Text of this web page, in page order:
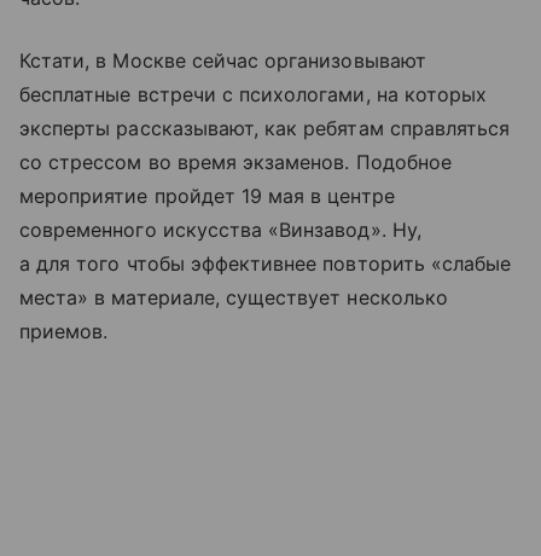
Кстати, в Москве сейчас организовывают
бесплатные встречи с психологами, на которых
эксперты рассказывают, как ребятам справляться
со стрессом во время экзаменов. Подобное
мероприятие пройдет 19 мая в центре
современного искусства «Винзавод». Ну,
а для того чтобы эффективнее повторить «слабые
места» в материале, существует несколько
приемов.